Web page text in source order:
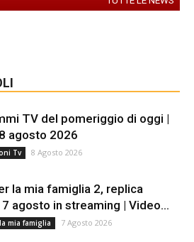
TV del pomeriggio di oggi |
agosto 2026
Tv 8 Agosto 2026
la mia famiglia 2, replica
agosto in streaming | Video...
mia famiglia 7 Agosto 2026